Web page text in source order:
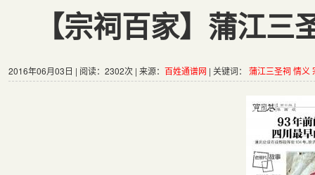
【宗祠百家】蒲江
2016年06月03日 | 阅读：2302次 | 来源： 百姓通谱网 | 关键词： 蒲江三圣祠 情义